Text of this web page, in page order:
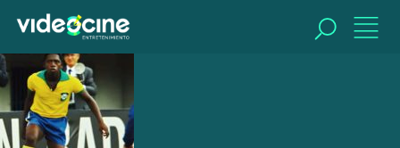
Tag Archive: cine y futbol